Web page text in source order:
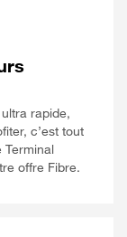
rapide,
c’est tout
Terminal
offre Fibre.